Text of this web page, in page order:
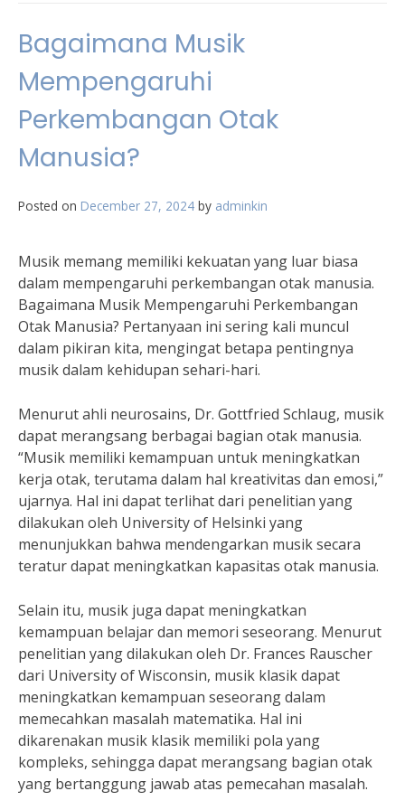
Bagaimana Musik
Mempengaruhi
Perkembangan Otak
Manusia?
Posted on December 27, 2024 by adminkin
Musik memang memiliki kekuatan yang luar biasa
dalam mempengaruhi perkembangan otak manusia.
Bagaimana Musik Mempengaruhi Perkembangan
Otak Manusia? Pertanyaan ini sering kali muncul
dalam pikiran kita, mengingat betapa pentingnya
musik dalam kehidupan sehari-hari.
Menurut ahli neurosains, Dr. Gottfried Schlaug, musik
dapat merangsang berbagai bagian otak manusia.
“Musik memiliki kemampuan untuk meningkatkan
kerja otak, terutama dalam hal kreativitas dan emosi,”
ujarnya. Hal ini dapat terlihat dari penelitian yang
dilakukan oleh University of Helsinki yang
menunjukkan bahwa mendengarkan musik secara
teratur dapat meningkatkan kapasitas otak manusia.
Selain itu, musik juga dapat meningkatkan
kemampuan belajar dan memori seseorang. Menurut
penelitian yang dilakukan oleh Dr. Frances Rauscher
dari University of Wisconsin, musik klasik dapat
meningkatkan kemampuan seseorang dalam
memecahkan masalah matematika. Hal ini
dikarenakan musik klasik memiliki pola yang
kompleks, sehingga dapat merangsang bagian otak
yang bertanggung jawab atas pemecahan masalah.